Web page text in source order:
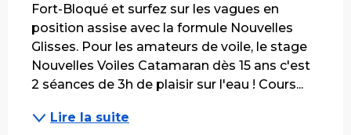
Fort-Bloqué et surfez sur les vagues en
position assise avec la formule Nouvelles
Glisses. Pour les amateurs de voile, le stage
Nouvelles Voiles Catamaran dès 15 ans c'est
2 séances de 3h de plaisir sur l'eau ! Cours...
Lire la suite